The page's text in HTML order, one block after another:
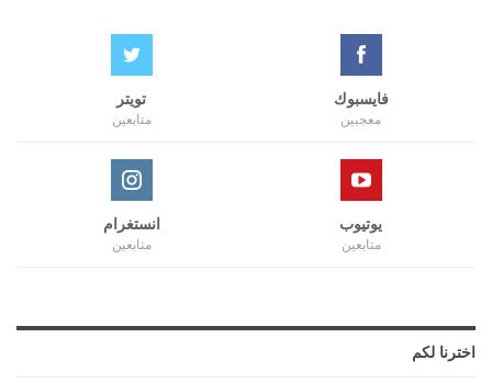
فايسبوك
معجبين
تويتر
متابعين
يوتيوب
متابعين
انستغرام
متابعين
اخترنا لكم